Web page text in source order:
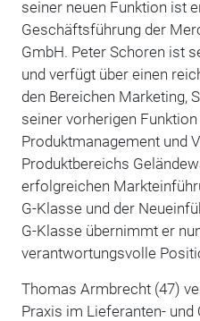
seiner neuen Funktion ist
Geschäftsführung der
GmbH. Peter Schoren ist
und verfügt über einen
den Bereichen Marketing,
seiner vorherigen
Produktmanagement und
Produktbereichs
erfolgreichen
G-Klasse und der
G-Klasse übernimmt er
verantwortungsvolle
Thomas Armbrecht (47)
Praxis im Lieferanten-